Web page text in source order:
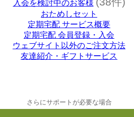
入会を検討中のお客様
おためしセット
定期宅配 サービス概要
定期宅配 会員登録・入会
ウェブサイト以外のご注文方法
友達紹介・ギフトサービス